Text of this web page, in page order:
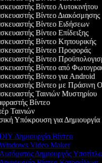
Βίντεο Αυτοκινήτου
Βίντεο Διακόσμησης
Βίντεο Ειδήσεων
Βίντεο Επίδειξης
Βίντεο Κηπουρικής
Βίντεο Προφοράς
Βίντεο
Βίντεο από
Βίντεο για Android
Βίντεο με Πράσινη
Ταινιών Μυστηρίου
Βίντεο
Ταινιών
Υπόκρουση για Δημιουργία
Δημιουργία Βίντεο
Video Maker
Δημιουργός